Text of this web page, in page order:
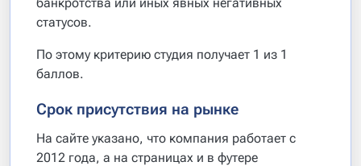
статусов.
По этому критерию студия получает 1 из 1
баллов.
Срок присутствия на рынке
На сайте указано, что компания работает с
2012 года, а на страницах и в футере